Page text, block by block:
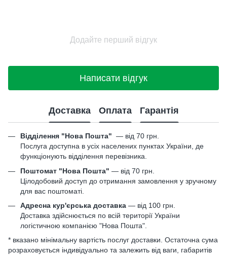
Додайте перший відгук
Написати відгук
Доставка Оплата Гарантія
Відділення "Нова Пошта" — від 70 грн.
Послуга доступна в усіх населених пунктах України, де
функціонують відділення перевізника.
Поштомат "Нова Пошта" — від 70 грн.
Цілодобовий доступ до отримання замовлення у зручному
для вас поштоматі.
Адресна кур'єрська доставка — від 100 грн.
Доставка здійснюється по всій території України
логістичною компанією "Нова Пошта".
* вказано мінімальну вартість послуг доставки. Остаточна сума
розраховується індивідуально та залежить від ваги, габаритів